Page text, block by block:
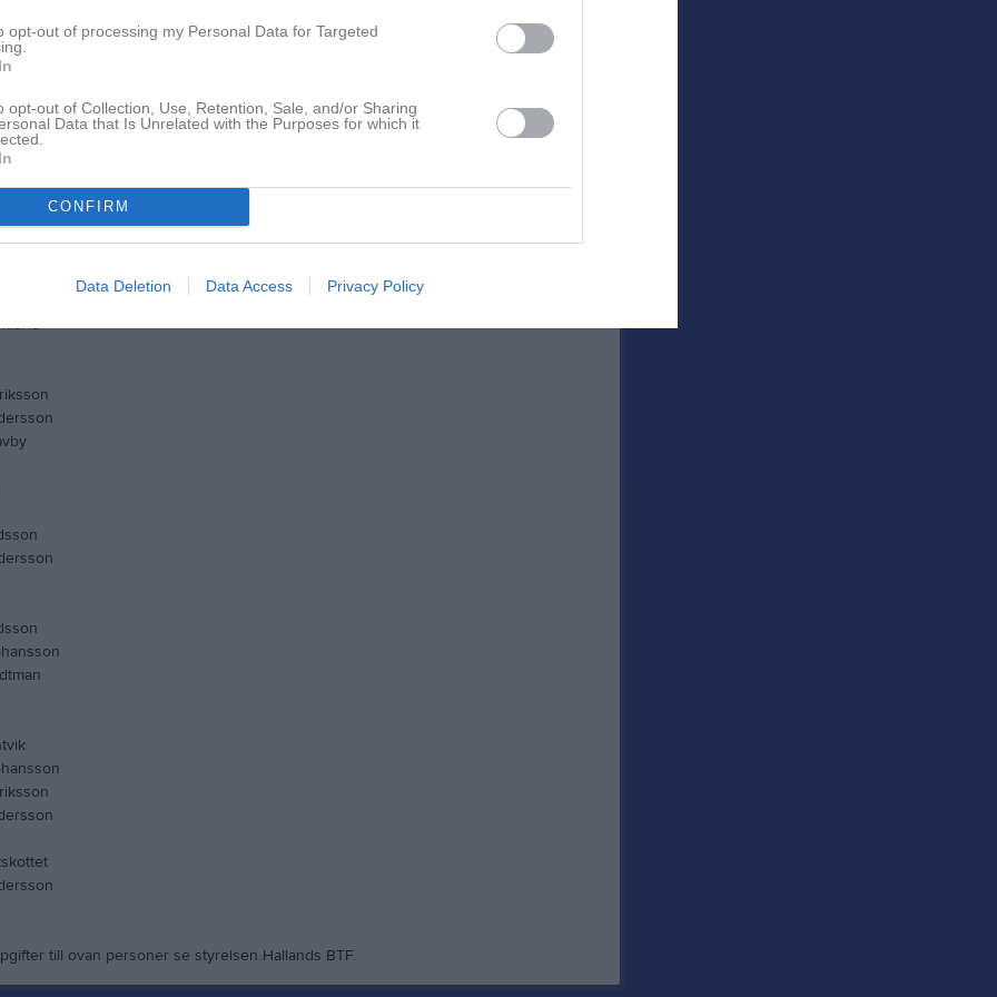
opt-out of processing my Personal Data for Targeted
opt-out of Collection, Use, Retention, Sale, and/or Sharing
Data that Is Unrelated with the Purposes for which it
CONFIRM
Data Deletion Data Access Privacy Policy
sammankallande
till ovan personer se styrelsen Hallands BTF.